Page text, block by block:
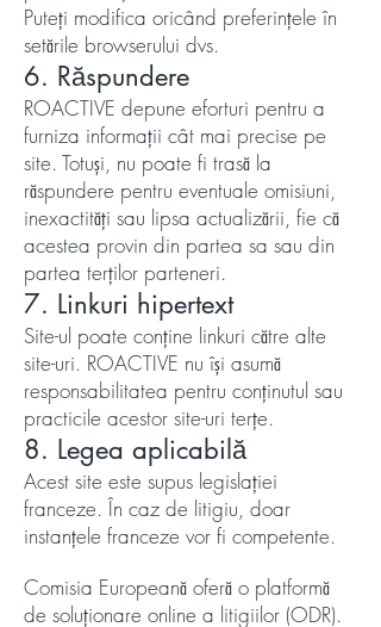
Puteți modifica oricând preferințele în
setările browserului dvs.
6. Răspundere
ROACTIVE depune eforturi pentru a
furniza informații cât mai precise pe
site. Totuși, nu poate fi trasă la
răspundere pentru eventuale omisiuni,
inexactități sau lipsa actualizării, fie că
acestea provin din partea sa sau din
partea terților parteneri.
7. Linkuri hipertext
Site-ul poate conține linkuri către alte
site-uri. ROACTIVE nu își asumă
responsabilitatea pentru conținutul sau
practicile acestor site-uri terțe.
8. Legea aplicabilă
Acest site este supus legislației
franceze. În caz de litigiu, doar
instanțele franceze vor fi competente.
Comisia Europeană oferă o platformă
de soluționare online a litigiilor (ODR).